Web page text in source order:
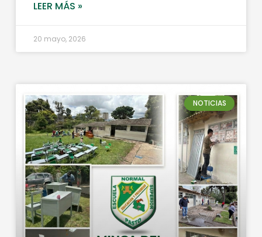
LEER MÁS »
20 mayo, 2026
NOTICIAS